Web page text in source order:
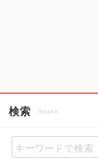
検索 Search